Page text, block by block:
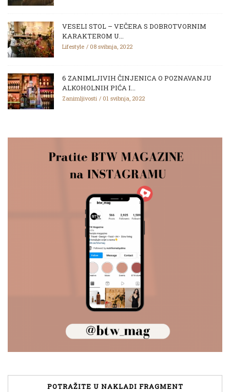
VESELI STOL – VEČERA S DOBROTVORNIM
KARAKTEROM U...
Lifestyle 08 svibnja, 2022
6 ZANIMLJIVIH ČINJENICA O POZNAVANJU
ALKOHOLNIH PIĆA I...
Zanimljivosti 01 svibnja, 2022
POTRAŽITE U NAKLADI FRAGMENT